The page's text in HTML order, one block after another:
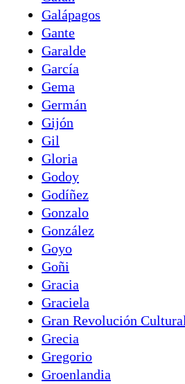
Galápagos
Gante
Garalde
García
Gema
Germán
Gijón
Gil
Gloria
Godoy
Godíñez
Gonzalo
González
Goyo
Goñi
Gracia
Graciela
Gran Revolución
Grecia
Gregorio
Groenlandia